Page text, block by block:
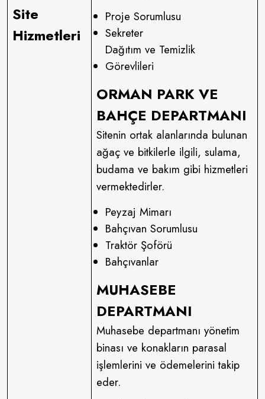
Site
Hizmetleri
Proje Sorumlusu
Sekreter
Dağıtım ve Temizlik
Görevlileri
ORMAN PARK VE
BAHÇE DEPARTMANI
Sitenin ortak alanlarında bulunan
ağaç ve bitkilerle ilgili, sulama,
budama ve bakım gibi hizmetleri
vermektedirler.
Peyzaj Mimarı
Bahçıvan Sorumlusu
Traktör Şoförü
Bahçıvanlar
MUHASEBE
DEPARTMANI
Muhasebe departmanı yönetim
binası ve konakların parasal
işlemlerini ve ödemelerini takip
eder.